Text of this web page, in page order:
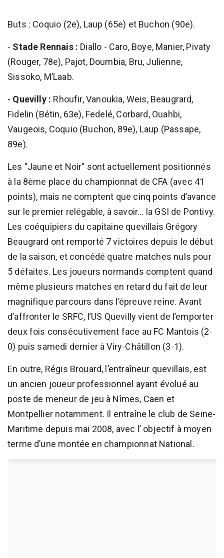
Buts : Coquio (2e), Laup (65e) et Buchon (90e).
- Stade Rennais : Diallo - Caro, Boye, Manier, Pivaty
(Rouger, 78e), Pajot, Doumbia, Bru, Julienne,
Sissoko, M’Laab.
- Quevilly : Rhoufir, Vanoukia, Weis, Beaugrard,
Fidelin (Bétin, 63e), Fedelé, Corbard, Ouahbi,
Vaugeois, Coquio (Buchon, 89e), Laup (Passape,
89e).
Les "Jaune et Noir" sont actuellement positionnés
à la 8ème place du championnat de CFA (avec 41
points), mais ne comptent que cinq points d’avance
sur le premier relégable, à savoir... la GSI de Pontivy.
Les coéquipiers du capitaine quevillais Grégory
Beaugrard ont remporté 7 victoires depuis le début
de la saison, et concédé quatre matches nuls pour
5 défaites. Les joueurs normands comptent quand
même plusieurs matches en retard du fait de leur
magnifique parcours dans l’épreuve reine. Avant
d’affronter le SRFC, l’US Quevilly vient de l’emporter
deux fois consécutivement face au FC Mantois (2-
0) puis samedi dernier à Viry-Châtillon (3-1).
En outre, Régis Brouard, l’entraîneur quevillais, est
un ancien joueur professionnel ayant évolué au
poste de meneur de jeu à Nîmes, Caen et
Montpellier notamment. Il entraîne le club de Seine-
Maritime depuis mai 2008, avec l’ objectif à moyen
terme d’une montée en championnat National.